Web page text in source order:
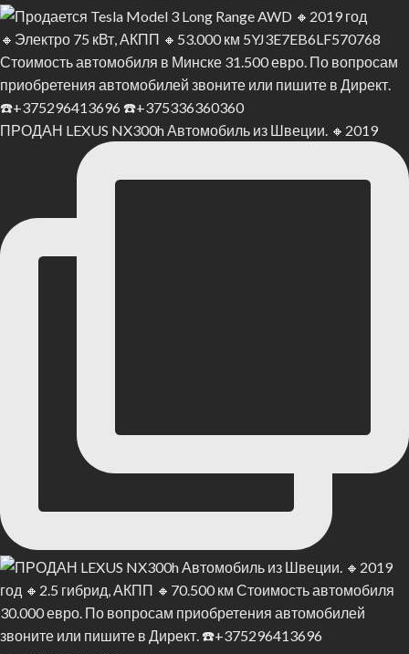
ПРОДАН LEXUS NX300h Автомобиль из Швеции. 🔸2019